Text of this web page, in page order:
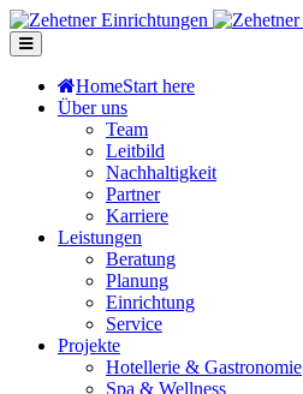
HomeStart here
Über uns
Team
Leitbild
Nachhaltigkeit
Partner
Karriere
Leistungen
Beratung
Planung
Einrichtung
Service
Projekte
Hotellerie & Gastronomie
Spa & Wellness